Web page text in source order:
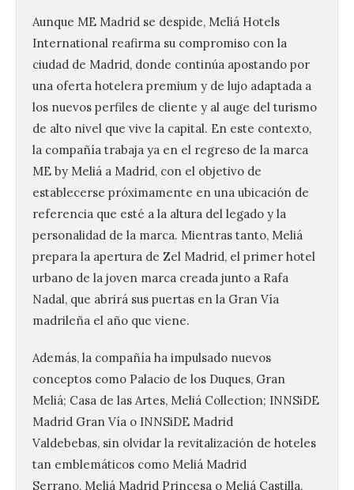
Aunque ME Madrid se despide, Meliá Hotels
International reafirma su compromiso con la
ciudad de Madrid, donde continúa apostando por
una oferta hotelera premium y de lujo adaptada a
los nuevos perfiles de cliente y al auge del turismo
de alto nivel que vive la capital. En este contexto,
la compañía trabaja ya en el regreso de la marca
ME by Meliá a Madrid, con el objetivo de
establecerse próximamente en una ubicación de
referencia que esté a la altura del legado y la
personalidad de la marca. Mientras tanto, Meliá
prepara la apertura de Zel Madrid, el primer hotel
urbano de la joven marca creada junto a Rafa
Nadal, que abrirá sus puertas en la Gran Vía
madrileña el año que viene.
Además, la compañía ha impulsado nuevos
conceptos como Palacio de los Duques, Gran
Meliá; Casa de las Artes, Meliá Collection; INNSiDE
Madrid Gran Vía o INNSiDE Madrid
Valdebebas, sin olvidar la revitalización de hoteles
tan emblemáticos como Meliá Madrid
Serrano, Meliá Madrid Princesa o Meliá Castilla,